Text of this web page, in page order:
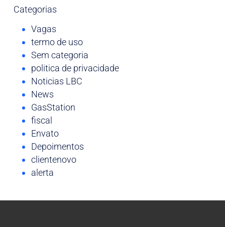
Categorias
Vagas
termo de uso
Sem categoria
politica de privacidade
Noticias LBC
News
GasStation
fiscal
Envato
Depoimentos
clientenovo
alerta